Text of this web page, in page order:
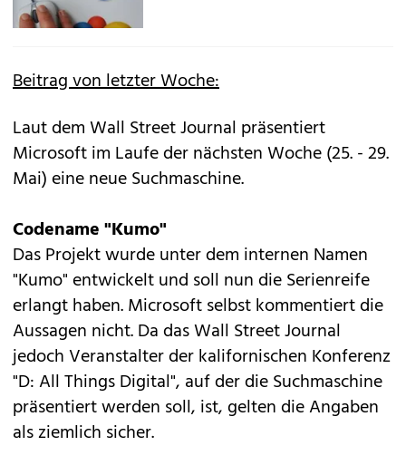
Beitrag von letzter Woche:
Laut dem Wall Street Journal präsentiert
Microsoft im Laufe der nächsten Woche (25. - 29.
Mai) eine neue Suchmaschine.
Codename "Kumo"
Das Projekt wurde unter dem internen Namen
"Kumo" entwickelt und soll nun die Serienreife
erlangt haben. Microsoft selbst kommentiert die
Aussagen nicht. Da das Wall Street Journal
jedoch Veranstalter der kalifornischen Konferenz
"D: All Things Digital", auf der die Suchmaschine
präsentiert werden soll, ist, gelten die Angaben
als ziemlich sicher.